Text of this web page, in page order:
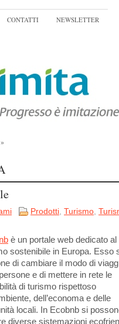
CONTATTI NEWSLETTER
»
Prodotti, Turismo,
è un portale web dedicato al
sostenibile in Europa. Esso
di cambiare il modo di
e di mettere in rete le
di turismo rispettoso
dell’economa e delle
locali. In Ecobnb si
diverse sistemazioni